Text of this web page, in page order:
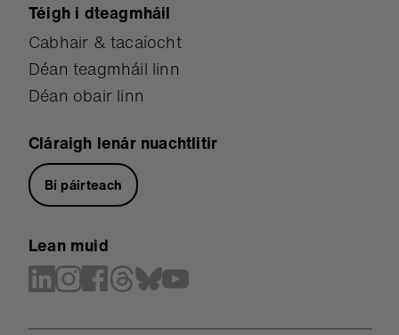
Téigh i dteagmháil
Cabhair & tacaíocht
Déan teagmháil linn
Déan obair linn
Cláraigh lenár nuachtlitir
Bí páirteach
Lean muid